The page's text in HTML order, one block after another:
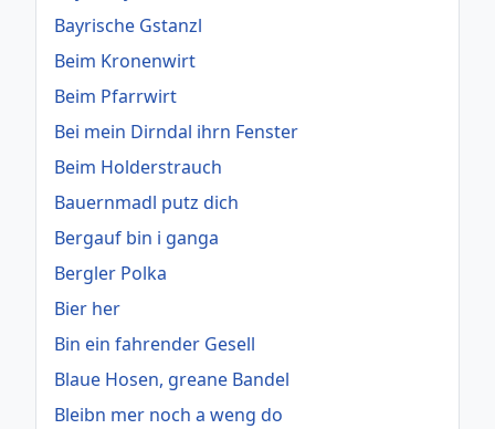
Bayrische Gstanzl
Beim Kronenwirt
Beim Pfarrwirt
Bei mein Dirndal ihrn Fenster
Beim Holderstrauch
Bauernmadl putz dich
Bergauf bin i ganga
Bergler Polka
Bier her
Bin ein fahrender Gesell
Blaue Hosen, greane Bandel
Bleibn mer noch a weng do